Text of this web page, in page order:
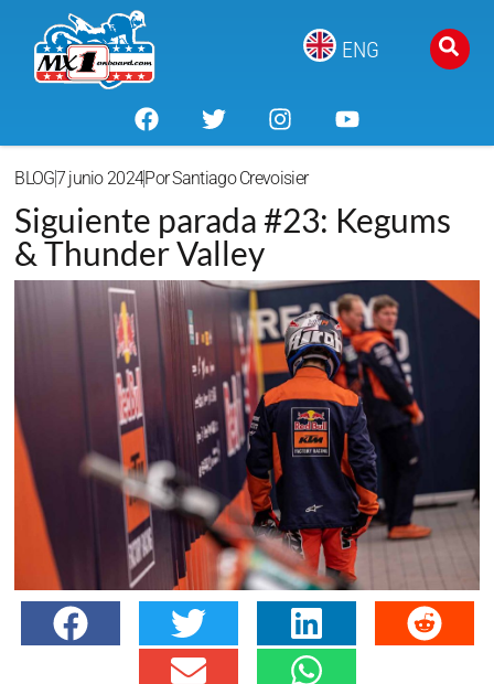
ENG
BLOG7 junio 2024PorSantiago Crevoisier
Siguiente parada #23: Kegums
& Thunder Valley